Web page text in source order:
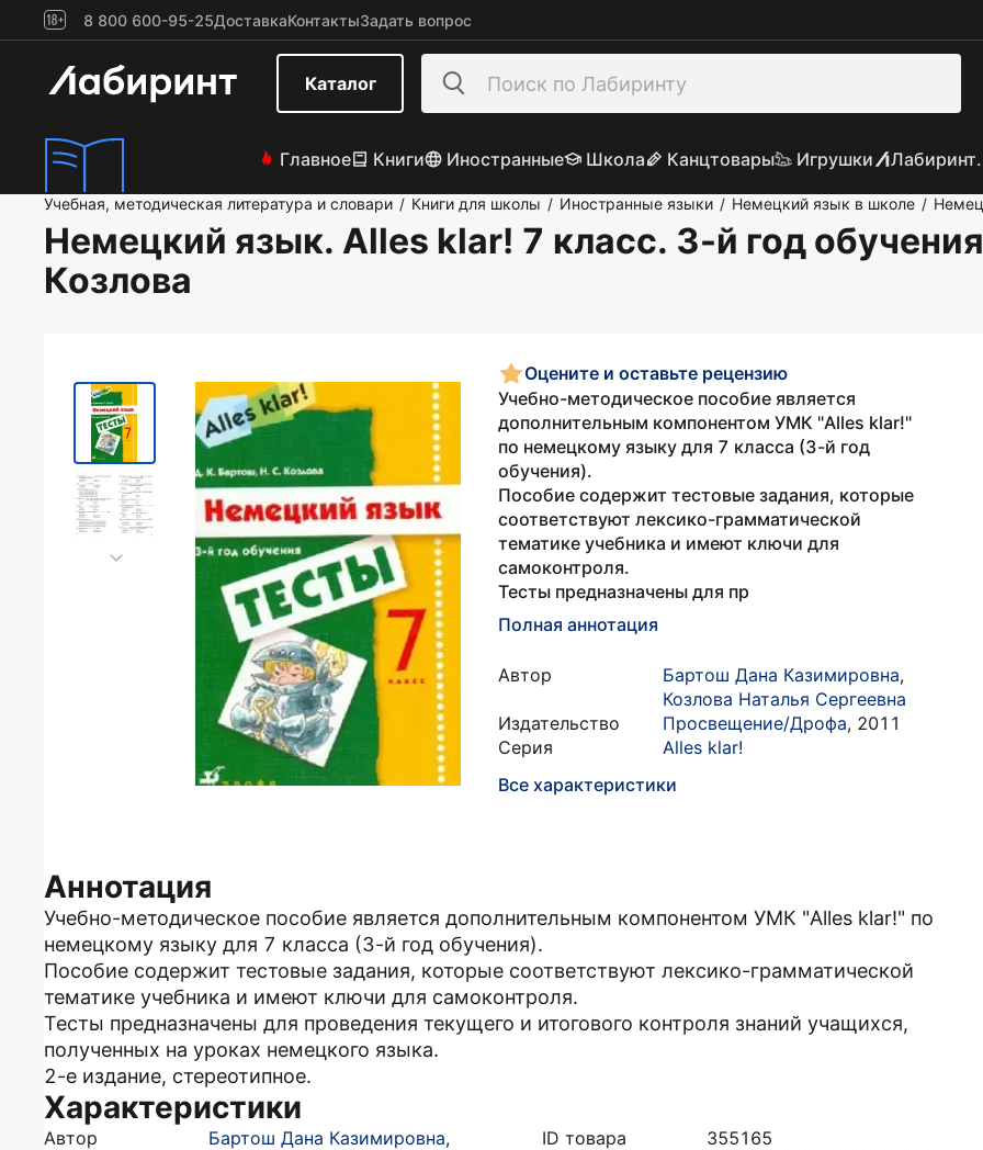
8 800 600-95-25ДоставкаКонтактыЗадать вопрос
Каталог
Главное Книги Иностранные Школа Канцтовары Игрушки
Учебная, методическая литература и словари / Книги для школы / Иностранные языки / Немецкий язык в школе /
Немецкий язык. Alles klar! 7 класс. 3-й год
Козлова
Оцените и оставьте рецензию
Учебно-методическое пособие является
дополнительным компонентом УМК "Alles klar!"
по немецкому языку для 7 класса (3-й год
обучения).
Пособие содержит тестовые задания, которые
соответствуют лексико-грамматической
тематике учебника и имеют ключи для
самоконтроля.
Тесты предназначены для пр
Полная аннотация
Автор Бартош Дана Казимировна,
Козлова Наталья Сергеевна
Издательство
Просвещение/Дрофа, 2011
Серия
Alles klar!
Все характеристики
Аннотация
Учебно-методическое пособие является дополнительным компонентом УМК "Alles klar!" по
немецкому языку для 7 класса (3-й год обучения).
Пособие содержит тестовые задания, которые соответствуют лексико-грамматической
тематике учебника и имеют ключи для самоконтроля.
Тесты предназначены для проведения текущего и итогового контроля знаний учащихся,
полученных на уроках немецкого языка.
2-е издание, стереотипное.
Характеристики
Автор Бартош Дана Казимировна,
ID товара
355165